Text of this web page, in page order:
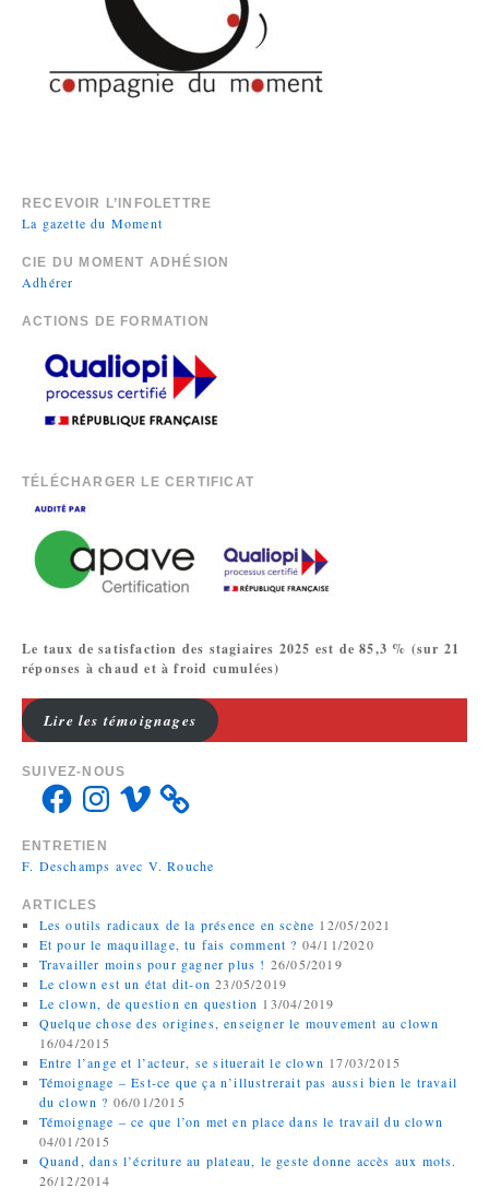
RECEVOIR L’INFOLETTRE
La gazette du Moment
CIE DU MOMENT ADHÉSION
Adhérer
ACTIONS DE FORMATION
TÉLÉCHARGER LE CERTIFICAT
Le taux de satisfaction des stagiaires 2025 est de 85,3 % (sur 21
réponses à chaud et à froid cumulées)
Lire les témoignages
SUIVEZ-NOUS
ENTRETIEN
F. Deschamps avec V. Rouche
ARTICLES
Les outils radicaux de la présence en scène 12/05/2021
Et pour le maquillage, tu fais comment ? 04/11/2020
Travailler moins pour gagner plus ! 26/05/2019
Le clown est un état dit-on 23/05/2019
Le clown, de question en question 13/04/2019
Quelque chose des origines, enseigner le mouvement au clown
16/04/2015
Entre l’ange et l’acteur, se situerait le clown 17/03/2015
Témoignage – Est-ce que ça n’illustrerait pas aussi bien le travail
du clown ? 06/01/2015
Témoignage – ce que l’on met en place dans le travail du clown
04/01/2015
Quand, dans l’écriture au plateau, le geste donne accès aux mots.
26/12/2014